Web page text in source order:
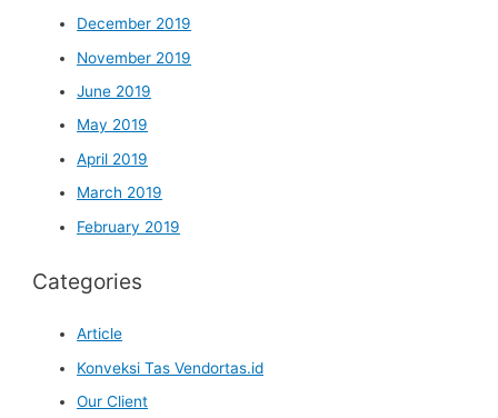
December 2019
November 2019
June 2019
May 2019
April 2019
March 2019
February 2019
Categories
Article
Konveksi Tas Vendortas.id
Our Client